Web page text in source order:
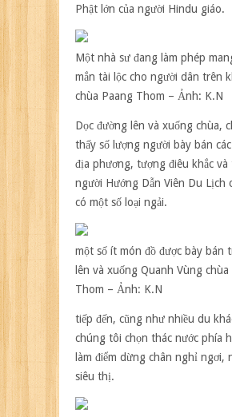
Phật lớn của người Hindu giáo.
Một nhà sư đang làm phép
mắn tài lộc cho người dân trên
chùa Paang Thom – Ảnh: K.N
Dọc đường lên và xuống chùa,
thấy số lượng người bày bán
địa phương, tượng điêu khắc và
người Hướng Dẫn Viên Du Lịch
có một số loại ngải.
một số ít món đồ được bày bán
lên và xuống Quanh Vùng chùa
Thom – Ảnh: K.N
tiếp đến, cũng như nhiều du
chúng tôi chọn thác nước phía
làm điểm dừng chân nghỉ ngơi,
siêu thị.